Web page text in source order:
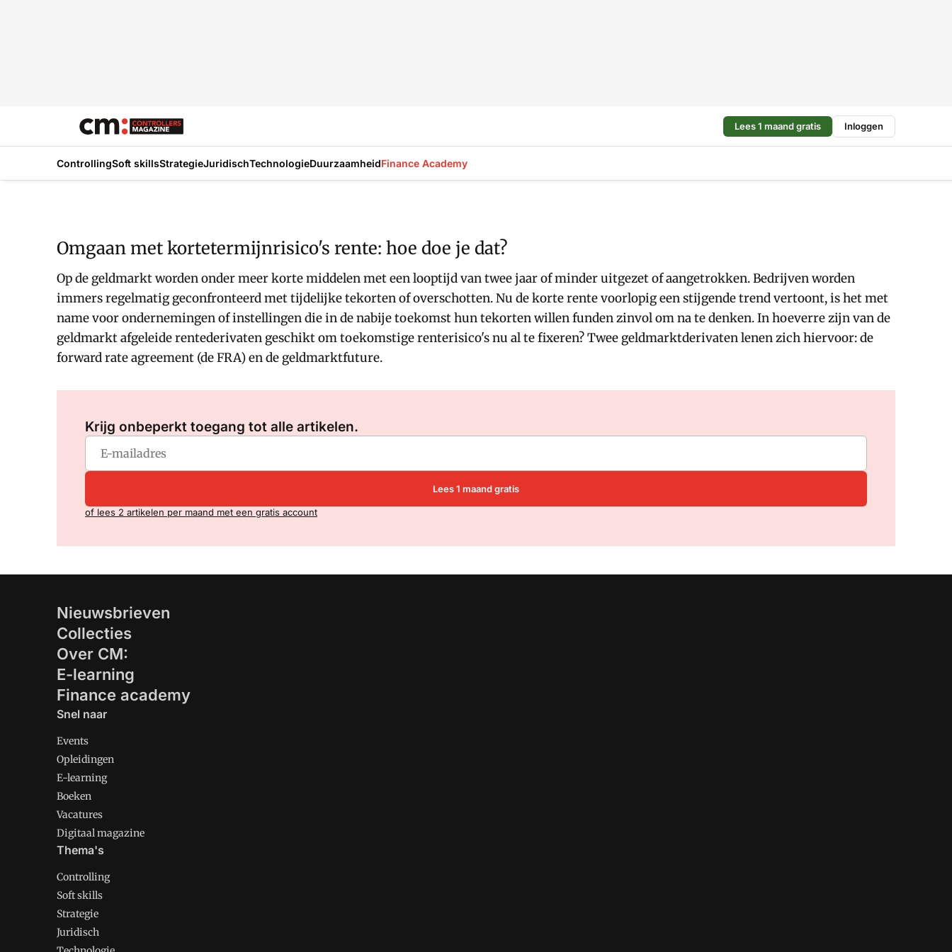
Lees 1 maand gratis Inloggen
ControllingSoft skillsStrategieJuridischTechnologieDuurzaamheidFinance Academy
Omgaan met kortetermijnrisico's rente: hoe doe je dat?
Op de geldmarkt worden onder meer korte middelen met een looptijd van twee jaar of minder uitgezet of aangetrokken. Bedrijven worden
immers regelmatig geconfronteerd met tijdelijke tekorten of overschotten. Nu de korte rente voorlopig een stijgende trend vertoont, is het met
name voor ondernemingen of instellingen die in de nabije toekomst hun tekorten willen funden zinvol om na te denken. In hoeverre zijn van de
geldmarkt afgeleide rentederivaten geschikt om toekomstige renterisico's nu al te fixeren? Twee geldmarktderivaten lenen zich hiervoor: de
forward rate agreement (de FRA) en de geldmarktfuture.
Krijg onbeperkt toegang tot alle artikelen.
Lees 1 maand gratis
of lees 2 artikelen per maand met een gratis account
Nieuwsbrieven
Collecties
Over CM:
E-learning
Finance academy
Snel naar
Events
Opleidingen
E-learning
Boeken
Vacatures
Digitaal magazine
Thema's
Controlling
Soft skills
Strategie
Juridisch